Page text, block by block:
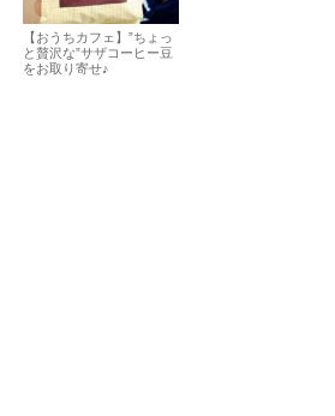
【おうちカフェ】”ちょっ
と贅沢な”サザコーヒー豆
をお取り寄せ♪